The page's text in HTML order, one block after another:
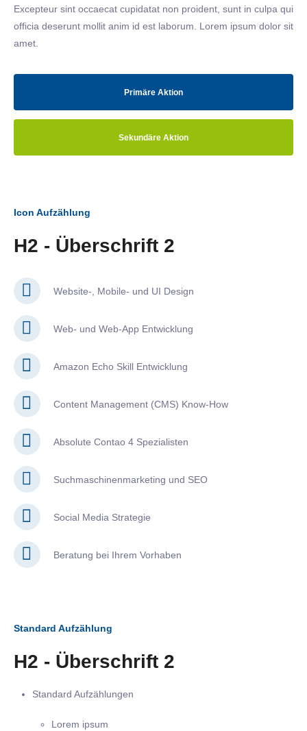
Excepteur sint occaecat cupidatat non proident, sunt in culpa qui
officia deserunt mollit anim id est laborum. Lorem ipsum dolor sit
amet.
Primäre Aktion
Sekundäre Aktion
Icon Aufzählung
H2 - Überschrift 2
Website-, Mobile- und UI Design
Web- und Web-App Entwicklung
Amazon Echo Skill Entwicklung
Content Management (CMS) Know-How
Absolute Contao 4 Spezialisten
Suchmaschinenmarketing und SEO
Social Media Strategie
Beratung bei Ihrem Vorhaben
Standard Aufzählung
H2 - Überschrift 2
Standard Aufzählungen
Lorem ipsum